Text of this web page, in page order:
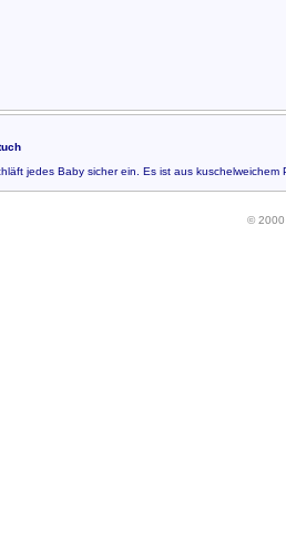
jedes Baby sicher ein. Es ist aus
© 2000